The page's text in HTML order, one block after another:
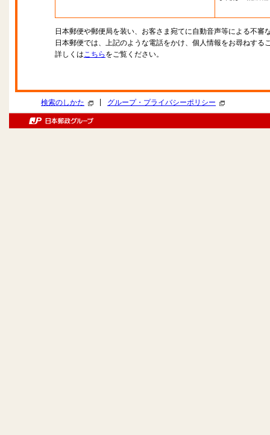
日本郵便や郵便局を装い、お客さま宛てに自動音声等による不審
日本郵便では、上記のような電話をかけ、個人情報をお尋ねする
詳しくはこちら をご覧ください。
検索のしかた グループ・プライバシーポリシー